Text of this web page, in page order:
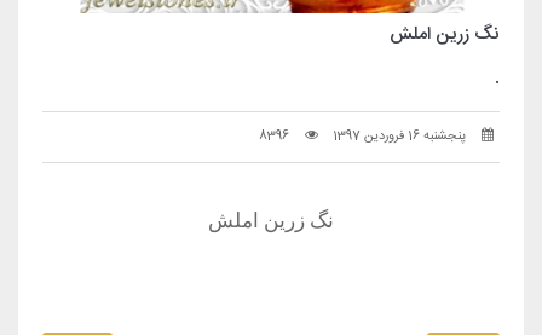
نگ زرین املش
.
پنجشنبه 16 فروردین 1397 8396
نگ زرین املش